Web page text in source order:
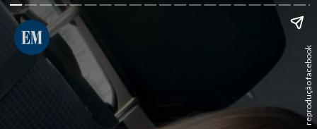
reprodução facebook